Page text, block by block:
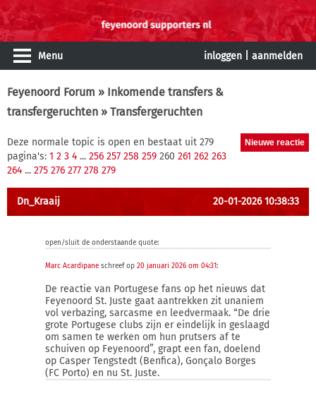
Menu inloggen aanmelden
Feyenoord Forum » Inkomende transfers &
transfergeruchten » Transfergeruchten
Deze normale topic is open en bestaat uit 279
pagina's: 1 2 3 4 ... 256 257 258 259 260 261 262 263
264 ... 275 276 277 278 279
Dn_Kraaij 20-01-2026 10:38:33
open/sluit de onderstaande quote:
Marc Acardipane schreef op 20 januari 2026 om 04:31:
De reactie van Portugese fans op het nieuws dat
Feyenoord St. Juste gaat aantrekken zit unaniem
vol verbazing, sarcasme en leedvermaak. “De drie
grote Portugese clubs zijn er eindelijk in geslaagd
om samen te werken om hun prutsers af te
schuiven op Feyenoord”, grapt een fan, doelend
op Casper Tengstedt (Benfica), Gonçalo Borges
(FC Porto) en nu St. Juste.